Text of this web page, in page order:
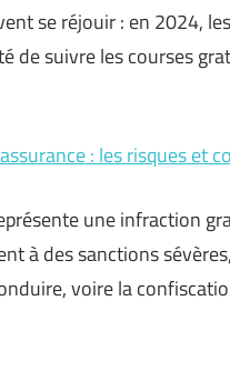
se réjouir : en 2024,
de suivre les courses
: les risques et
une infraction
à des sanctions
voire la